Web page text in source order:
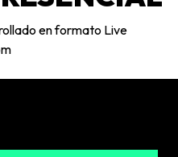
en formato Live